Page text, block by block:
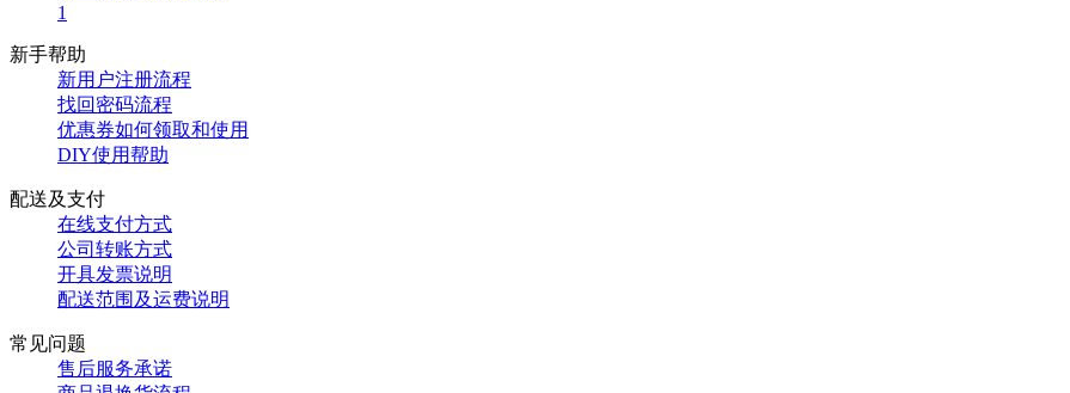
1
新手帮助
新用户注册流程
找回密码流程
优惠券如何领取和使用
DIY使用帮助
配送及支付
在线支付方式
公司转账方式
开具发票说明
配送范围及运费说明
常见问题
售后服务承诺